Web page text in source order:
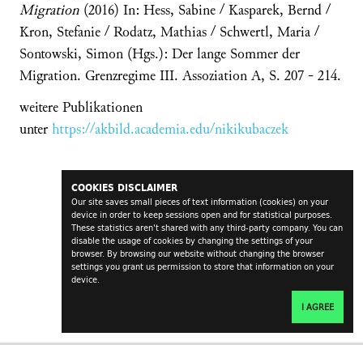
COOKIES DISCLAIMER
Our site saves small pieces of text information (cookies) on your
device in order to keep sessions open and for statistical purposes.
These statistics aren't shared with any third-party company. You can
disable the usage of cookies by changing the settings of your
browser. By browsing our website without changing the browser
settings you grant us permission to store that information on your
device.
I AGREE
Migration (2016) In: Hess, Sabine / Kasparek, Bernd /
Kron, Stefanie / Rodatz, Mathias / Schwertl, Maria /
Sontowski, Simon (Hgs.): Der lange Sommer der
Migration. Grenzregime III. Assoziation A, S. 207 - 214.
weitere Publikationen
unterhttps://akbild.academia.edu/nikikubaczek